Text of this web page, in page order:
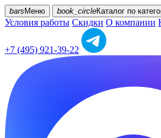
bars Меню book_circleКаталог по
Условия работы Скидки О компании
+7 (495) 921-39-22